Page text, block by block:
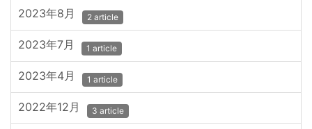
2023年8月 2 article
2023年7月 1 article
2023年4月 1 article
2022年12月 3 article